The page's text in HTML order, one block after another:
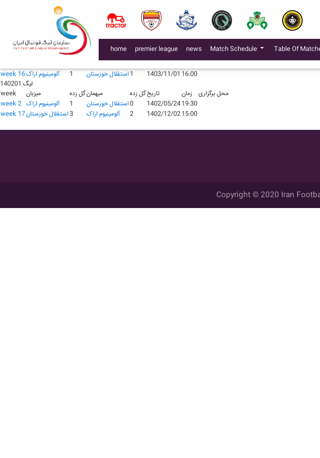
home premier league news(current)
Match Schedule Table Of
گل زده گل زدهتاریخ زمان
محل برگزاری
آلومينيوم اراک 2 استقلال خوزستان 1404/06/2818:30
استقلال خوزستان1 آلومينيوم اراک
لیگ 140301
گل زده گل زدهتاریخ زمان
محل برگزاری
week 16آلومينيوم اراک 1 استقلال خوزستان1 1403/11/01 16:00
لیگ 140201
week
میزبان گل زدهمیهمان گل زدهتاریخ زمان
محل برگزاری
week 2 آلومينيوم اراک 1 استقلال خوزستان0 1402/05/2419:30
week 17استقلال خوزستان3 آلومينيوم اراک 2 1402/12/0215:00
Copyright © 2020 Iran